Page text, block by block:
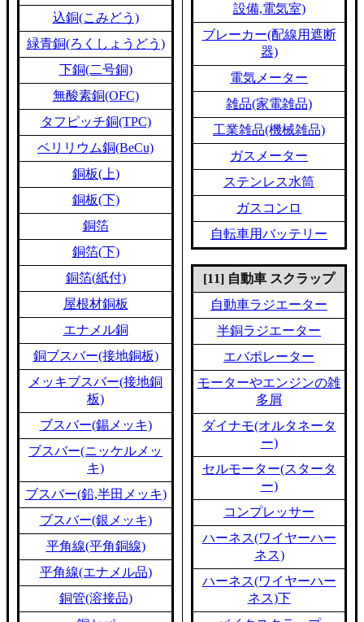
込銅(こみどう)
緑青銅(ろくしょうどう)
下銅(二号銅)
無酸素銅(OFC)
タフピッチ銅(TPC)
ベリリウム銅(BeCu)
銅板(上)
銅板(下)
銅箔
銅箔(下)
銅箔(紙付)
屋根材銅板
エナメル銅
銅ブスバー(接地銅板)
メッキブスバー(接地銅
板)
ブスバー(錫メッキ)
ブスバー(ニッケルメッ
キ)
ブスバー(鉛,半田メッキ)
ブスバー(銀メッキ)
平角線(平角銅線)
平角線(エナメル品)
銅管(溶接品)
設備,電気室)
ブレーカー(配線用遮断
器)
電気メーター
雑品(家電雑品)
工業雑品(機械雑品)
ガスメーター
ステンレス水筒
ガスコンロ
自転車用バッテリー
[11] 自動車 スクラップ
自動車ラジエーター
半銅ラジエーター
エバポレーター
モーターやエンジンの雑
多屑
ダイナモ(オルタネータ
ー)
セルモーター(スタータ
ー)
コンプレッサー
ハーネス(ワイヤーハー
ネス)
ハーネス(ワイヤーハー
ネス)下